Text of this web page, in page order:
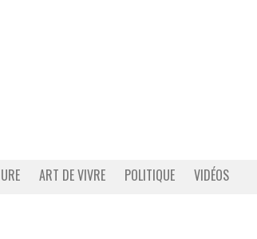
ART DE VIVRE POLITIQUE VIDÉOS